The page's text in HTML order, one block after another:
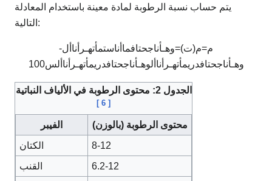
يتم حساب نسبة الرطوبة لمادة معينة باستخدام المعادلة
التالية:
م=م(ت)
=وهـأناجحتافما أناستمأتهـر أنا ل-
وهـأناجحتافدر يمأتهـر أنا لوهـأناجحتافدر يمأتهـر أنا لس 100
الجدول 2: محتوى الرطوبة في الألياف النباتية
[
]
الفيبر
محتوى الرطوبة (بالوزن)
الكتان
8-12
القنب
6.2-12